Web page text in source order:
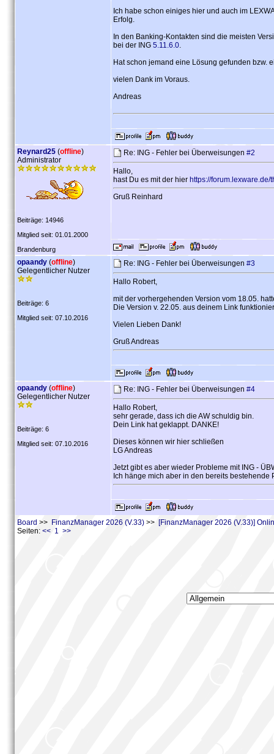
Ich habe schon einiges hier und auch im
Erfolg.
In den Banking-Kontakten sind die meisten
bei der ING 5.11.6.0.
Hat schon jemand eine Lösung gefunden bzw.
vielen Dank im Voraus.
Andreas
Reynard25 (offline)
Administrator
Beiträge: 14946
Mitglied seit: 01.01.2000
Brandenburg
Re: ING - Fehler bei Überweisungen #2
Hallo,
hast Du es mit der hier https://
Gruß Reinhard
opaandy (offline)
Gelegentlicher Nutzer
Beiträge: 6
Mitglied seit: 07.10.2016
Re: ING - Fehler bei Überweisungen #3
Hallo Robert,
mit der vorhergehenden Version vom 18.05.
Die Version v. 22.05. aus deinem Link
Vielen Lieben Dank!
Gruß Andreas
opaandy (offline)
Gelegentlicher Nutzer
Beiträge: 6
Mitglied seit: 07.10.2016
Re: ING - Fehler bei Überweisungen #4
Hallo Robert,
sehr gerade, dass ich die AW schuldig bin.
Dein Link hat geklappt. DANKE!
Dieses können wir hier schließen
LG Andreas
Jetzt gibt es aber wieder Probleme mit ING -
Ich hänge mich aber in den bereits bestehende
Board >> FinanzManager 2026 (V.33) >> [FinanzManager 2026 (V.33)]
Seiten: << 1 >>